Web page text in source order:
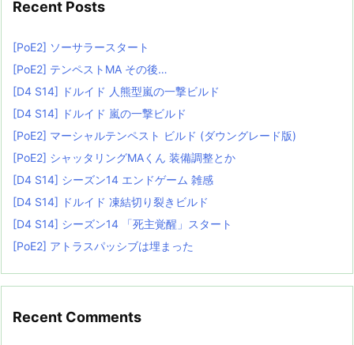
Recent Posts
[PoE2] ソーサラースタート
[PoE2] テンペストMA その後…
[D4 S14] ドルイド 人熊型嵐の一撃ビルド
[D4 S14] ドルイド 嵐の一撃ビルド
[PoE2] マーシャルテンペスト ビルド (ダウングレード版)
[PoE2] シャッタリングMAくん 装備調整とか
[D4 S14] シーズン14 エンドゲーム 雑感
[D4 S14] ドルイド 凍結切り裂きビルド
[D4 S14] シーズン14 「死主覚醒」スタート
[PoE2] アトラスパッシブは埋まった
Recent Comments